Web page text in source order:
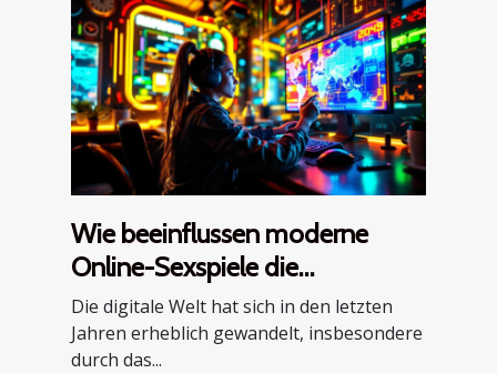
Wie beeinflussen moderne
Online-Sexspiele die
Internetkultur?
Die digitale Welt hat sich in den letzten
Jahren erheblich gewandelt, insbesondere
durch das...